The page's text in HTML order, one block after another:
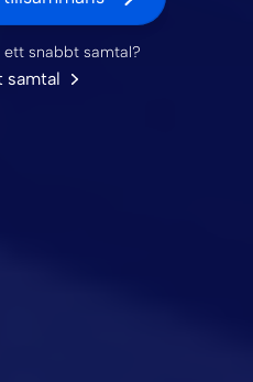
ett snabbt samtal?
samtal